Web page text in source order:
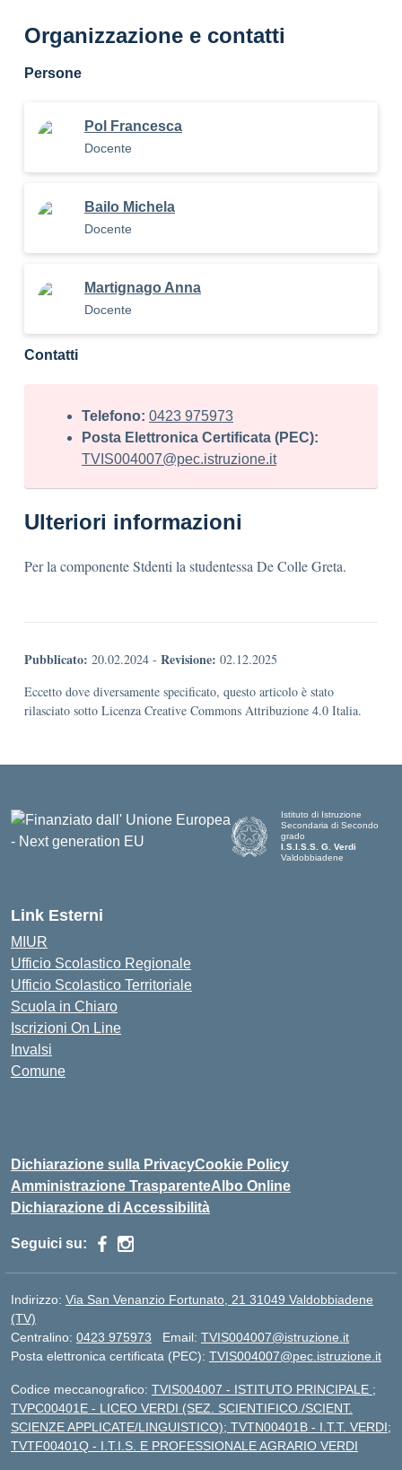
Organizzazione e contatti
Persone
Pol Francesca
Docente
Bailo Michela
Docente
Martignago Anna
Docente
Contatti
Telefono: 0423 975973
Posta Elettronica Certificata (PEC):
TVIS004007@pec.istruzione.it
Ulteriori informazioni
Per la componente Stdenti la studentessa De Colle Greta.
Pubblicato: 20.02.2024 - Revisione: 02.12.2025
Eccetto dove diversamente specificato, questo articolo è stato
rilasciato sotto Licenza Creative Commons Attribuzione 4.0 Italia.
Istituto di Istruzione
Secondaria di Secondo
grado
I.S.I.S.S. G. Verdi
Valdobbiadene
Link Esterni
MIUR
Ufficio Scolastico Regionale
Ufficio Scolastico Territoriale
Scuola in Chiaro
Iscrizioni On Line
Invalsi
Comune
Dichiarazione sulla PrivacyCookie Policy
Amministrazione TrasparenteAlbo Online
Dichiarazione di Accessibilità
Seguici su:
Indirizzo: Via San Venanzio Fortunato, 21 31049 Valdobbiadene
(TV)
Centralino: 0423 975973 Email: TVIS004007@istruzione.it
Posta elettronica certificata (PEC): TVIS004007@pec.istruzione.it
Codice meccanografico: TVIS004007 - ISTITUTO PRINCIPALE ;
TVPC00401E - LICEO VERDI (SEZ. SCIENTIFICO./SCIENT.
SCIENZE APPLICATE/LINGUISTICO); TVTN00401B - I.T.T. VERDI;
TVTF00401Q - I.T.I.S. E PROFESSIONALE AGRARIO VERDI